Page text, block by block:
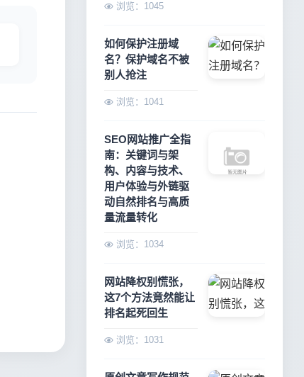
浏览：1045
如何保护注册域
名？保护域名不被
别人抢注
浏览：1041
SEO网站推广全指
南：关键词与架
构、内容与技术、
用户体验与外链驱
动自然排名与高质
量流量转化
浏览：1034
网站降权别慌张，
这7个方法竟然能让
排名起死回生
浏览：1031